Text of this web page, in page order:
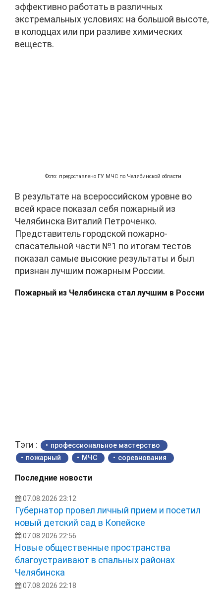
эффективно работать в различных
экстремальных условиях: на большой высоте,
в колодцах или при разливе химических
веществ.
Фото: предоставлено ГУ МЧС по Челябинской области
В результате на всероссийском уровне во
всей красе показал себя пожарный из
Челябинска Виталий Петроченко.
Представитель городской пожарно-
спасательной части №1 по итогам тестов
показал самые высокие результаты и был
признан лучшим пожарным России.
Пожарный из Челябинска стал лучшим в России
Тэги :
профессиональное мастерство
пожарный
МЧС соревнования
Последние новости
07.08.2026 23:12
Губернатор провел личный прием и посетил
новый детский сад в Копейске
07.08.2026 22:56
Новые общественные пространства
благоустраивают в спальных районах
Челябинска
07.08.2026 22:18